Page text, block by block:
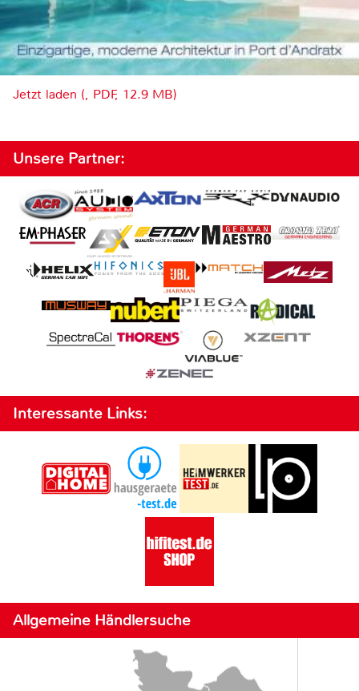
Jetzt laden (, PDF, 12.9 MB)
Unsere Partner:
Interessante Links:
Allgemeine Händlersuche